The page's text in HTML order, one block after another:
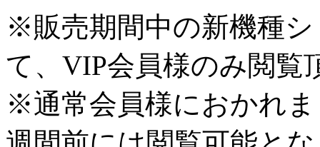
※販売期間中の新機種
て、VIP会員様のみ閲覧
※通常会員様におかれ